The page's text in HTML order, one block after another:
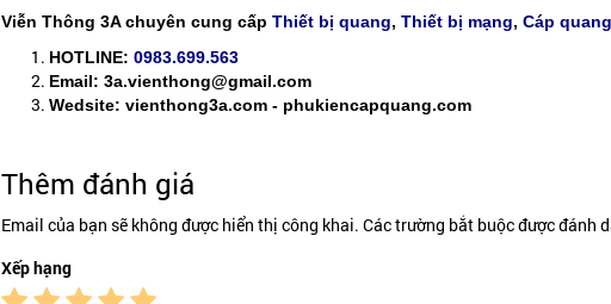
Viễn Thông 3A chuyên cung cấp Thiết bị quang, Thiết bị mạng, Cáp quang
HOTLINE: 0983.699.563
Email: 3a.vienthong@gmail.com
Wedsite: vienthong3a.com - phukiencapquang.com
Thêm đánh giá
Email của bạn sẽ không được hiển thị công khai. Các trường bắt buộc được đánh
Xếp hạng